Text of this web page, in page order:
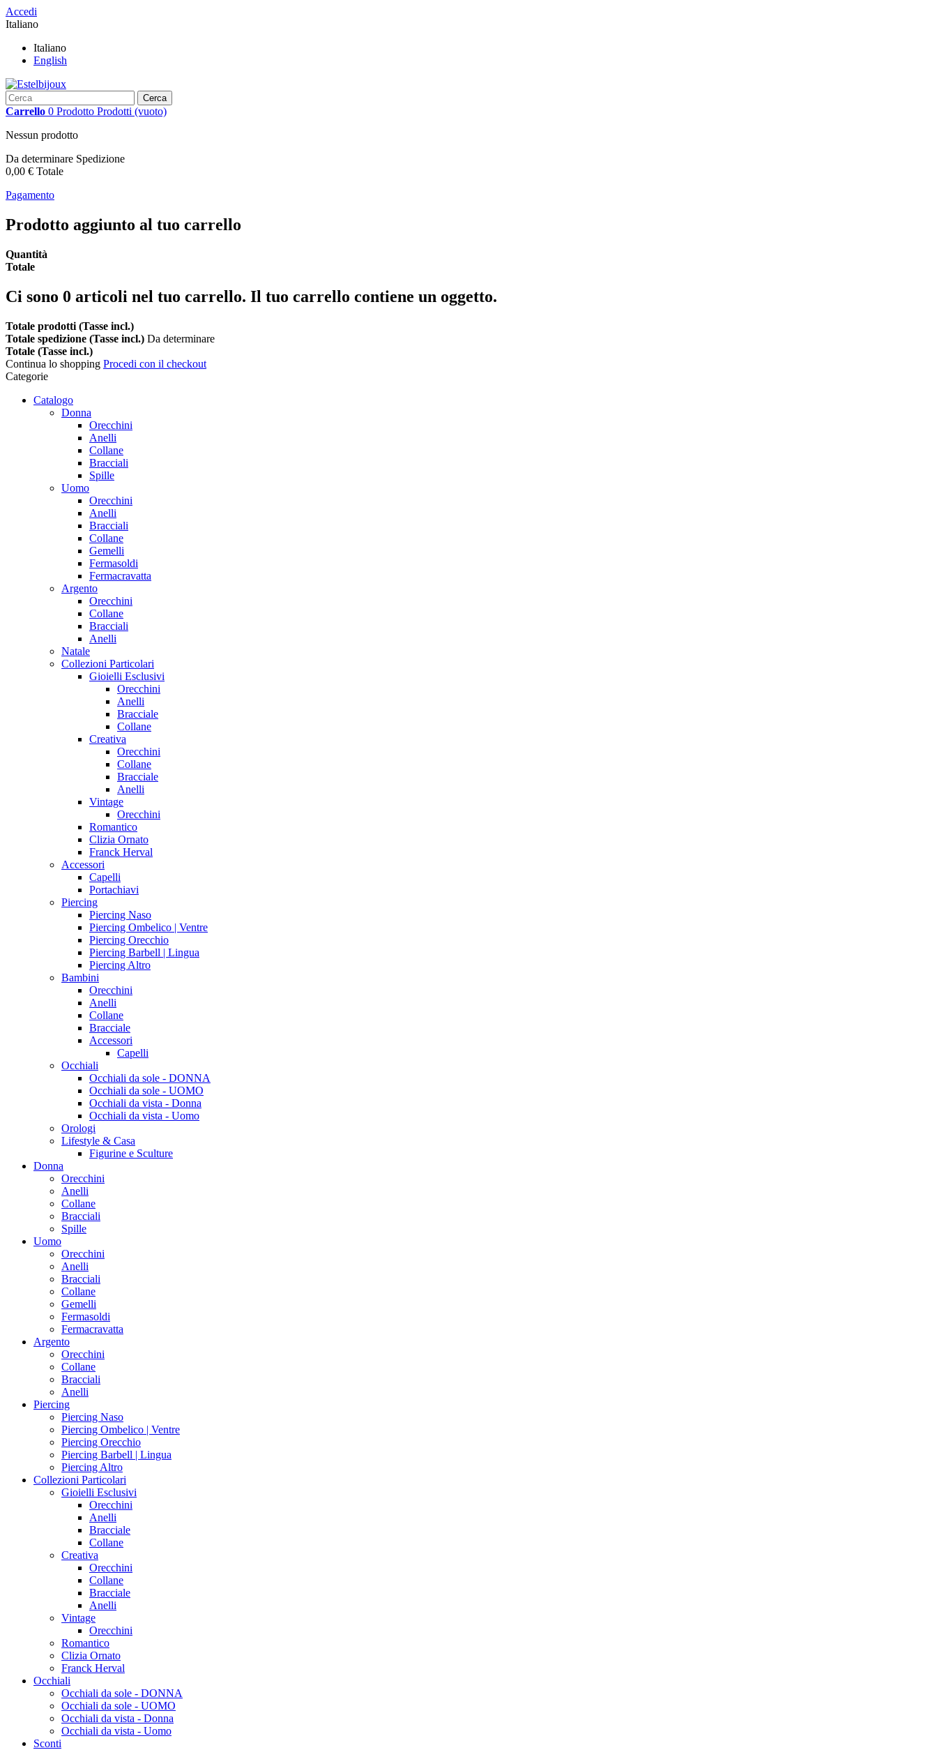
Accedi
Italiano
Italiano
English
Cerca
Carrello 0 Prodotto Prodotti (vuoto)
Nessun prodotto
Da determinare Spedizione
0,00 € Totale
Pagamento
Prodotto aggiunto al tuo carrello
Quantità
Totale
Ci sono 0 articoli nel tuo carrello. Il tuo carrello contiene un oggetto.
Totale prodotti (Tasse incl.)
Totale spedizione (Tasse incl.) Da determinare
Totale (Tasse incl.)
Continua lo shopping Procedi con il checkout
Categorie
Catalogo
Donna
Orecchini
Anelli
Collane
Bracciali
Spille
Uomo
Orecchini
Anelli
Bracciali
Collane
Gemelli
Fermasoldi
Fermacravatta
Argento
Orecchini
Collane
Bracciali
Anelli
Natale
Collezioni Particolari
Gioielli Esclusivi
Orecchini
Anelli
Bracciale
Collane
Creativa
Orecchini
Collane
Bracciale
Anelli
Vintage
Orecchini
Romantico
Clizia Ornato
Franck Herval
Accessori
Capelli
Portachiavi
Piercing
Piercing Naso
Piercing Ombelico | Ventre
Piercing Orecchio
Piercing Barbell | Lingua
Piercing Altro
Bambini
Orecchini
Anelli
Collane
Bracciale
Accessori
Capelli
Occhiali
Occhiali da sole - DONNA
Occhiali da sole - UOMO
Occhiali da vista - Donna
Occhiali da vista - Uomo
Orologi
Lifestyle & Casa
Figurine e Sculture
Donna
Orecchini
Anelli
Collane
Bracciali
Spille
Uomo
Orecchini
Anelli
Bracciali
Collane
Gemelli
Fermasoldi
Fermacravatta
Argento
Orecchini
Collane
Bracciali
Anelli
Piercing
Piercing Naso
Piercing Ombelico | Ventre
Piercing Orecchio
Piercing Barbell | Lingua
Piercing Altro
Collezioni Particolari
Gioielli Esclusivi
Orecchini
Anelli
Bracciale
Collane
Creativa
Orecchini
Collane
Bracciale
Anelli
Vintage
Orecchini
Romantico
Clizia Ornato
Franck Herval
Occhiali
Occhiali da sole - DONNA
Occhiali da sole - UOMO
Occhiali da vista - Donna
Occhiali da vista - Uomo
Sconti